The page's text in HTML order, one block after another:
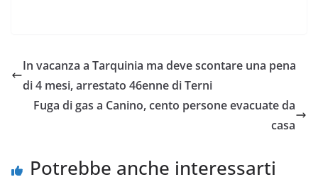
In vacanza a Tarquinia ma deve scontare una pena
di 4 mesi, arrestato 46enne di Terni
Fuga di gas a Canino, cento persone evacuate da
casa
Potrebbe anche interessarti